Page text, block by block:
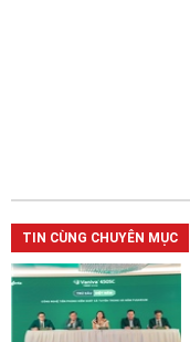
TIN CÙNG CHUYÊN MỤC